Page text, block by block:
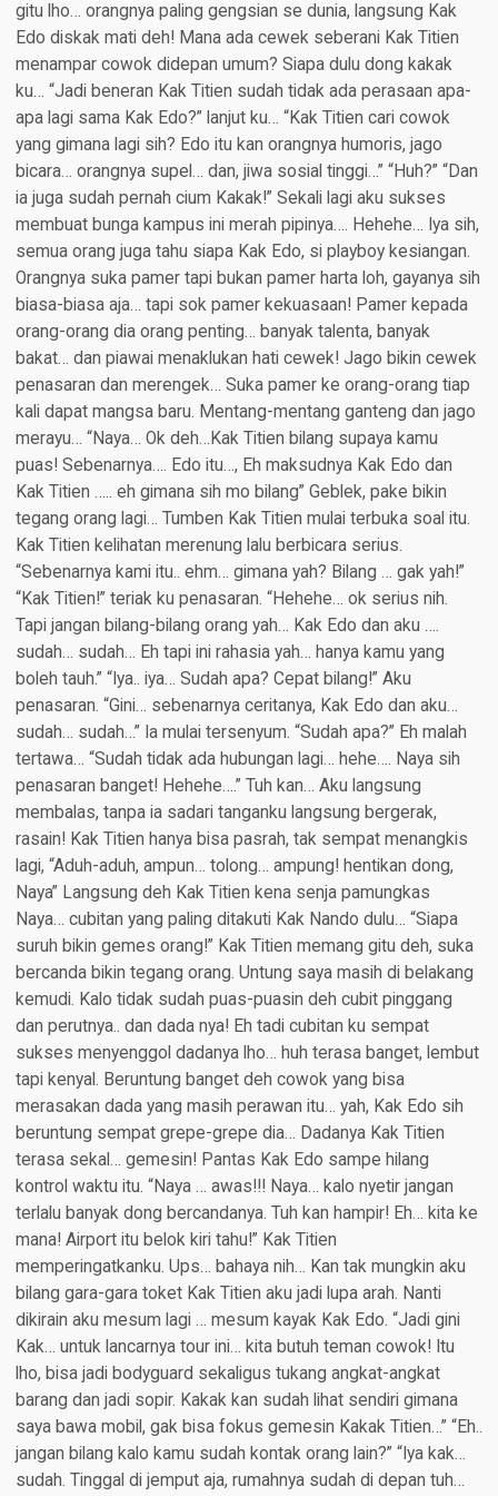
gitu lho… orangnya paling gengsian se dunia, langsung Kak
Edo diskak mati deh! Mana ada cewek seberani Kak Titien
menampar cowok didepan umum? Siapa dulu dong kakak
ku… “Jadi beneran Kak Titien sudah tidak ada perasaan apa-
apa lagi sama Kak Edo?” lanjut ku… “Kak Titien cari cowok
yang gimana lagi sih? Edo itu kan orangnya humoris, jago
bicara… orangnya supel… dan, jiwa sosial tinggi…” “Huh?” “Dan
ia juga sudah pernah cium Kakak!” Sekali lagi aku sukses
membuat bunga kampus ini merah pipinya…. Hehehe… Iya sih,
semua orang juga tahu siapa Kak Edo, si playboy kesiangan.
Orangnya suka pamer tapi bukan pamer harta loh, gayanya sih
biasa-biasa aja… tapi sok pamer kekuasaan! Pamer kepada
orang-orang dia orang penting… banyak talenta, banyak
bakat… dan piawai menaklukan hati cewek! Jago bikin cewek
penasaran dan merengek… Suka pamer ke orang-orang tiap
kali dapat mangsa baru. Mentang-mentang ganteng dan jago
merayu… “Naya… Ok deh…Kak Titien bilang supaya kamu
puas! Sebenarnya…. Edo itu…, Eh maksudnya Kak Edo dan
Kak Titien ….. eh gimana sih mo bilang” Geblek, pake bikin
tegang orang lagi… Tumben Kak Titien mulai terbuka soal itu.
Kak Titien kelihatan merenung lalu berbicara serius.
“Sebenarnya kami itu.. ehm… gimana yah? Bilang … gak yah!”
“Kak Titien!” teriak ku penasaran. “Hehehe… ok serius nih.
Tapi jangan bilang-bilang orang yah… Kak Edo dan aku ….
sudah… sudah… Eh tapi ini rahasia yah… hanya kamu yang
boleh tauh.” “Iya.. iya… Sudah apa? Cepat bilang!” Aku
penasaran. “Gini… sebenarnya ceritanya, Kak Edo dan aku…
sudah… sudah…” Ia mulai tersenyum. “Sudah apa?” Eh malah
tertawa… “Sudah tidak ada hubungan lagi… hehe…. Naya sih
penasaran banget! Hehehe….” Tuh kan… Aku langsung
membalas, tanpa ia sadari tanganku langsung bergerak,
rasain! Kak Titien hanya bisa pasrah, tak sempat menangkis
lagi, “Aduh-aduh, ampun… tolong… ampung! hentikan dong,
Naya” Langsung deh Kak Titien kena senja pamungkas
Naya… cubitan yang paling ditakuti Kak Nando dulu… “Siapa
suruh bikin gemes orang!” Kak Titien memang gitu deh, suka
bercanda bikin tegang orang. Untung saya masih di belakang
kemudi. Kalo tidak sudah puas-puasin deh cubit pinggang
dan perutnya.. dan dada nya! Eh tadi cubitan ku sempat
sukses menyenggol dadanya lho… huh terasa banget, lembut
tapi kenyal. Beruntung banget deh cowok yang bisa
merasakan dada yang masih perawan itu… yah, Kak Edo sih
beruntung sempat grepe-grepe dia… Dadanya Kak Titien
terasa sekal… gemesin! Pantas Kak Edo sampe hilang
kontrol waktu itu. “Naya … awas!!! Naya… kalo nyetir jangan
terlalu banyak dong bercandanya. Tuh kan hampir! Eh… kita ke
mana! Airport itu belok kiri tahu!” Kak Titien
memperingatkanku. Ups… bahaya nih… Kan tak mungkin aku
bilang gara-gara toket Kak Titien aku jadi lupa arah. Nanti
dikirain aku mesum lagi … mesum kayak Kak Edo. “Jadi gini
Kak… untuk lancarnya tour ini… kita butuh teman cowok! Itu
lho, bisa jadi bodyguard sekaligus tukang angkat-angkat
barang dan jadi sopir. Kakak kan sudah lihat sendiri gimana
saya bawa mobil, gak bisa fokus gemesin Kakak Titien…” “Eh..
jangan bilang kalo kamu sudah kontak orang lain?” “Iya kak…
sudah. Tinggal di jemput aja, rumahnya sudah di depan tuh…